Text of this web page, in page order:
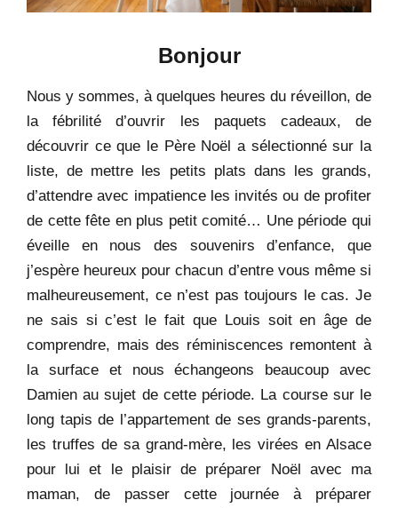
Bonjour
Nous y sommes, à quelques heures du réveillon, de
la fébrilité d’ouvrir les paquets cadeaux, de
découvrir ce que le Père Noël a sélectionné sur la
liste, de mettre les petits plats dans les grands,
d’attendre avec impatience les invités ou de profiter
de cette fête en plus petit comité… Une période qui
éveille en nous des souvenirs d’enfance, que
j’espère heureux pour chacun d’entre vous même si
malheureusement, ce n’est pas toujours le cas. Je
ne sais si c’est le fait que Louis soit en âge de
comprendre, mais des réminiscences remontent à
la surface et nous échangeons beaucoup avec
Damien au sujet de cette période. La course sur le
long tapis de l’appartement de ses grands-parents,
les truffes de sa grand-mère, les virées en Alsace
pour lui et le plaisir de préparer Noël avec ma
maman, de passer cette journée à préparer